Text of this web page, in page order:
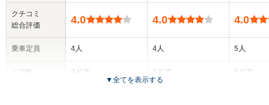
クチコミ
総合評価
乗車定員
ドア数
4.0
4人
2ドア
4.0
4人
3ドア
4.0
5人
5ドア
▼全てを表示する